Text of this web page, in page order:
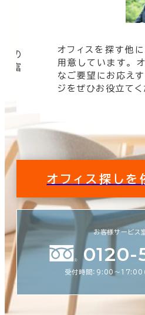
の
豊富
オフィスを探す他
用意しています。
なご要望にお応え
ジをぜひお役立てく
オフィス探しを
お客様サービス室
0120-
受付時間：9:00〜17:00（